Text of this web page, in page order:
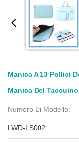
Manica A 13 Pollici
Manica Del
Numero Di Modello:
LWD-LS002